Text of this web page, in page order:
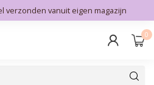
verzonden vanuit eigen magazijn
0